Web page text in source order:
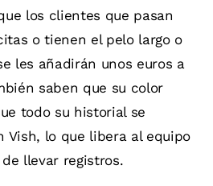
los clientes que pasan
o tienen el pelo largo o
les añadirán unos euros a
saben que su color
todo su historial se
Vish, lo que libera al equipo
llevar registros.